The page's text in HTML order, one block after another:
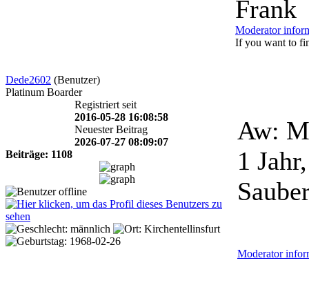
Frank
Moderator
If you want to
Dede2602 (Benutzer)
Platinum Boarder
Registriert seit
2016-05-28 16:08:58
Neuester Beitrag
2026-07-27 08:09:07
Beiträge: 1108
Aw:
1
Moderator